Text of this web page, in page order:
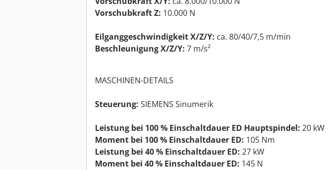
Vorschubkraft Z: 10.000 N
Eilganggeschwindigkeit X/Z/Y: ca. 80/40/7,5 m/min
Beschleunigung X/Z/Y: 7 m/s²
MASCHINEN-DETAILS
Steuerung: SIEMENS Sinumerik
Leistung bei 100 % Einschaltdauer ED Hauptspindel: 20 kW
Moment bei 100 % Einschaltdauer ED: 105 Nm
Leistung bei 40 % Einschaltdauer ED: 27 kW
Moment bei 40 % Einschaltdauer ED: 145 N